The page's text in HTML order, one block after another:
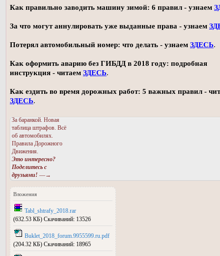
Как правильно заводить машину зимой: 6 правил - узнаем
За что могут аннулировать уже выданные права - узнаем
Потерял автомобильный номер: что делать - узнаем ЗДЕСЬ.
Как оформить аварию без ГИБДД в 2018 году: подробная
инструкция - читаем ЗДЕСЬ.
Как ездить во время дорожных работ: 5 важных правил -
ЗДЕСЬ.
За баранкой. Новая
таблица штрафов. Всё
об автомобилях.
Правила Дорожного
Движения.
Это интересно?
Поделитесь с
друзьями! —→
Вложения
Tabl_shtrafy_2018.rar
(632.53 КБ) Скачиваний: 13526
Buklet_2018_forum.9955599.ru.pdf
(204.32 КБ) Скачиваний: 18965